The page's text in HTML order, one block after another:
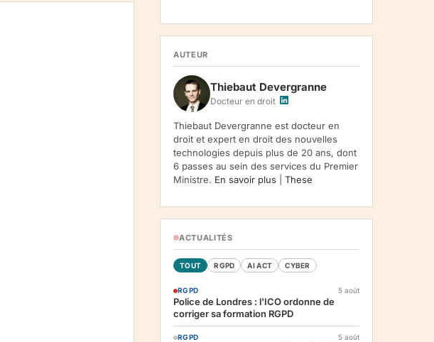
1107, Vilnius, LT-05120, Lituanie. Finalite :
inscription a la newsletter et reception de nos
(art. 6.1.a RGPD). Destinataires : le
responsable du traitement, AWS
(hebergement), Amazon SES (envoi des
emails). Conservation : jusqu'a desinscription.
Droits : acces, rectification, effacement,
limitation, opposition, portabilite -- exercez
vos droits via notre . Reclamation :.
AUTEUR
Thiebaut Devergranne
Docteur en droit
Thiebaut Devergranne est docteur en
droit et expert en droit des nouvelles
technologies depuis plus de 20 ans, dont
6 passes au sein des services du Premier
Ministre. En savoir plus These
ACTUALITÉS
TOUT RGPD AI ACT CYBER
RGPD 5 août
Police de Londres : l'ICO ordonne de
corriger sa formation RGPD
RGPD 5 août